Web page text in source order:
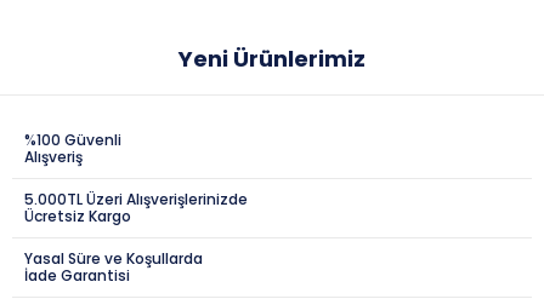
Yeni Ürünlerimiz
%100 Güvenli
Alışveriş
5.000TL Üzeri Alışverişlerinizde
Ücretsiz Kargo
Yasal Süre ve Koşullarda
İade Garantisi